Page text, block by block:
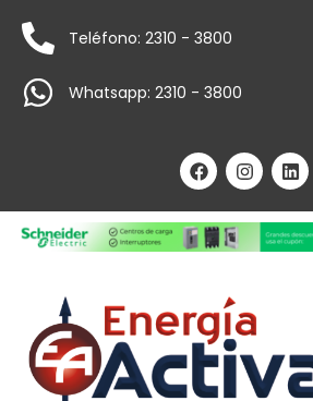
Teléfono: 2310 - 3800
Whatsapp: 2310 - 3800